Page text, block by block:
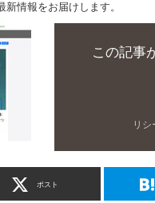
新情報をお届けします。
この記事
リ
ポスト